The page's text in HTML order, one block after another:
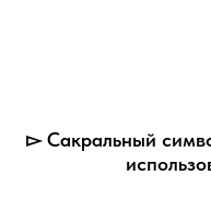
▻ Сакральный